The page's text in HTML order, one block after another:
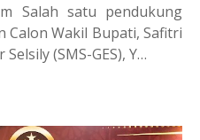
Salah satu pendukung
Calon Wakil Bupati, Safitri
(SMS-GES), Y…